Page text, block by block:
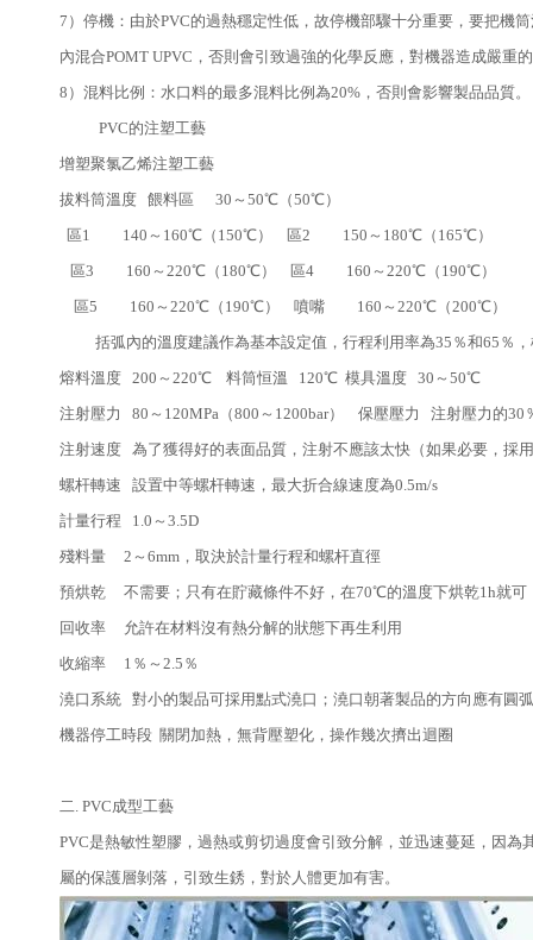
7）停機：由於PVC的過熱穩定性低，故停機部驟十分重要，要把機
內混合POMT UPVC，否則會引致過強的化學反應，對機器造成嚴重
8）混料比例：水口料的最多混料比例為20%，否則會影響製品品質。
PVC的注塑工藝
增塑聚氯乙烯注塑工藝
拔料筒溫度 餵料區 30～50℃（50℃）
區1 140～160℃（150℃） 區2 150～180℃（165℃）
區3 160～220℃（180℃） 區4 160～220℃（190℃）
區5 160～220℃（190℃） 噴嘴 160～220℃（200℃）
括弧內的溫度建議作為基本設定值，行程利用率為35％和65％，
熔料溫度 200～220℃ 料筒恒溫 120℃ 模具溫度 30～50℃
注射壓力 80～120MPa（800～1200bar） 保壓壓力 注射壓力的
注射速度 為了獲得好的表面品質，注射不應該太快（如果必要，採
螺杆轉速 設置中等螺杆轉速，最大折合線速度為0.5m/s
計量行程 1.0～3.5D
殘料量 2～6mm，取決於計量行程和螺杆直徑
預烘乾 不需要；只有在貯藏條件不好，在70℃的溫度下烘乾1h就可
回收率 允許在材料沒有熱分解的狀態下再生利用
收縮率 1％～2.5％
澆口系統 對小的製品可採用點式澆口；澆口朝著製品的方向應有圓
機器停工時段 關閉加熱，無背壓塑化，操作幾次擠出迴圈
二. PVC成型工藝
PVC是熱敏性塑膠，過熱或剪切過度會引致分解，並迅速蔓延，因
屬的保護層剝落，引致生銹，對於人體更加有害。